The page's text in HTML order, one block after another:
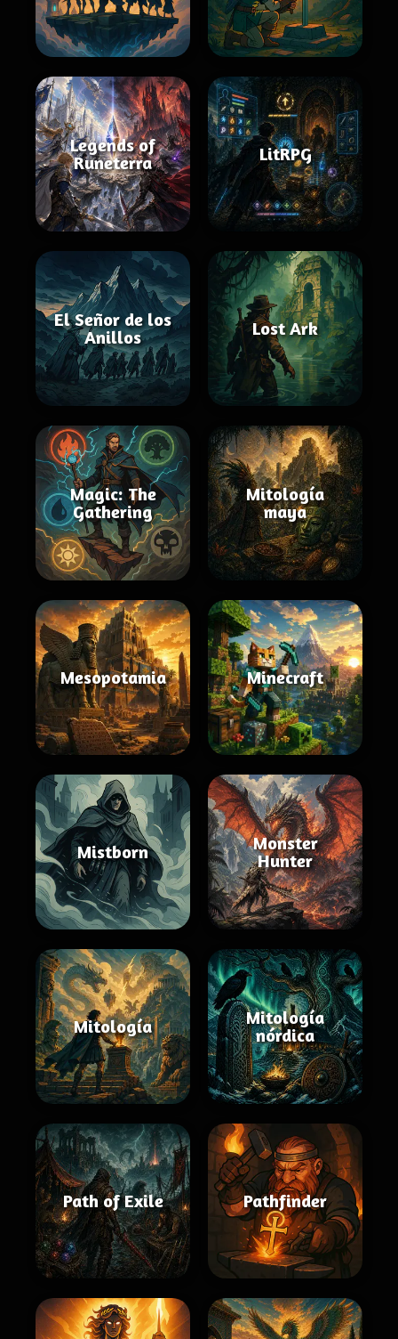
Legends of
Runeterra
LitRPG
El Señor de los
Anillos
Lost Ark
Magic: The
Gathering
Mitología
maya
Mesopotamia Minecraft
Mistborn
Monster
Hunter
Mitología
Mitología
nórdica
Path of Exile Pathfinder